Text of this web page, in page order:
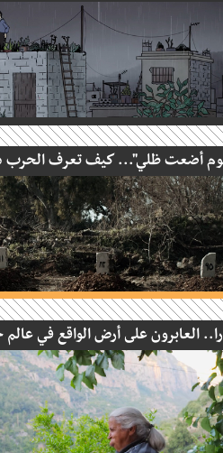
أضعت ظلي"... كيف تعرف الحرب دون
العابرون على أرض الواقع في عالم